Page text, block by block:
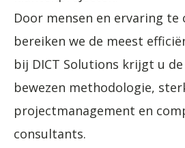
Door mensen en ervaring te
bereiken we de meest
bij DICT Solutions krijgt u
bewezen methodologie,
projectmanagement en
consultants.